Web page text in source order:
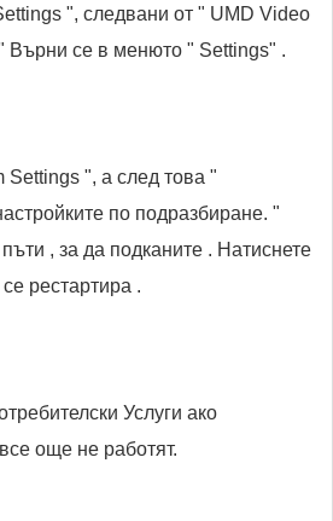
", следвани от " UMD Video
Върни се в менюто " Settings" .
Settings ", а след това "
по подразбиране. "
, за да подканите . Натиснете
рестартира .
Услуги ако
още не работят.